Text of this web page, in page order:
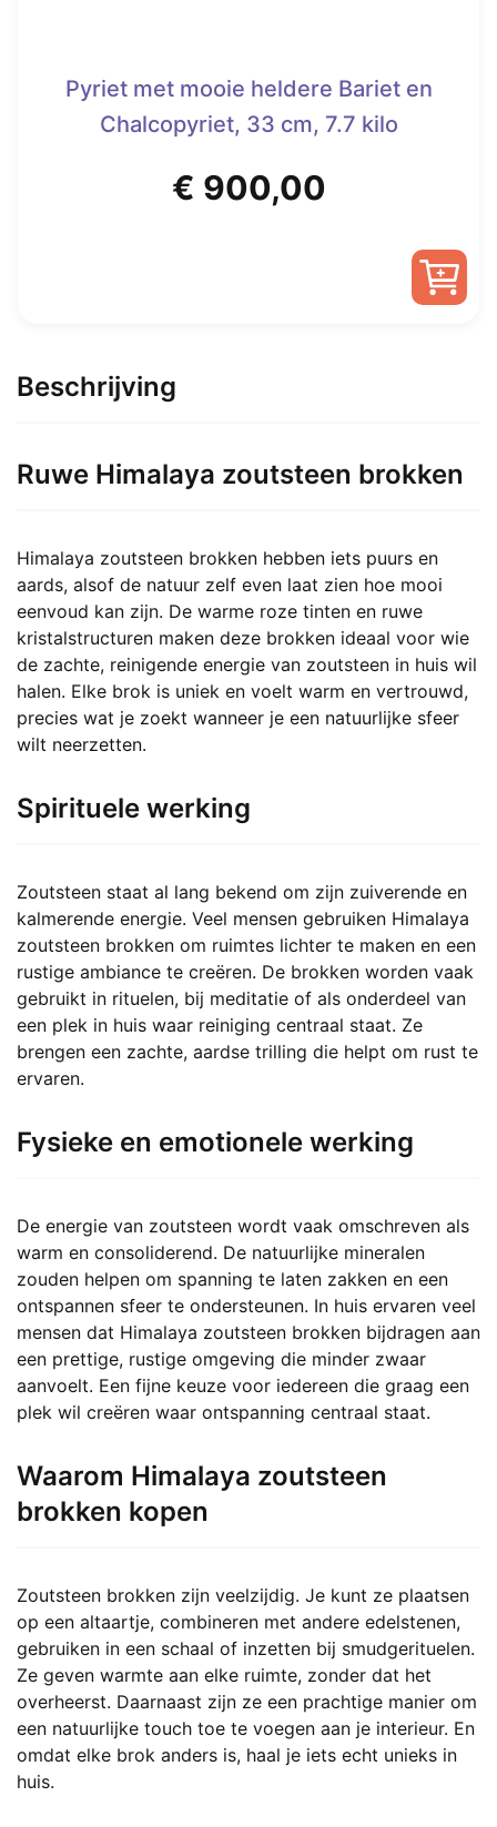
Pyriet met mooie heldere Bariet en
Chalcopyriet, 33 cm, 7.7 kilo
€ 900,00
Beschrijving
Ruwe Himalaya zoutsteen brokken
Himalaya zoutsteen brokken hebben iets puurs en
aards, alsof de natuur zelf even laat zien hoe mooi
eenvoud kan zijn. De warme roze tinten en ruwe
kristalstructuren maken deze brokken ideaal voor wie
de zachte, reinigende energie van zoutsteen in huis wil
halen. Elke brok is uniek en voelt warm en vertrouwd,
precies wat je zoekt wanneer je een natuurlijke sfeer
wilt neerzetten.
Spirituele werking
Zoutsteen staat al lang bekend om zijn zuiverende en
kalmerende energie. Veel mensen gebruiken Himalaya
zoutsteen brokken om ruimtes lichter te maken en een
rustige ambiance te creëren. De brokken worden vaak
gebruikt in rituelen, bij meditatie of als onderdeel van
een plek in huis waar reiniging centraal staat. Ze
brengen een zachte, aardse trilling die helpt om rust te
ervaren.
Fysieke en emotionele werking
De energie van zoutsteen wordt vaak omschreven als
warm en consoliderend. De natuurlijke mineralen
zouden helpen om spanning te laten zakken en een
ontspannen sfeer te ondersteunen. In huis ervaren veel
mensen dat Himalaya zoutsteen brokken bijdragen aan
een prettige, rustige omgeving die minder zwaar
aanvoelt. Een fijne keuze voor iedereen die graag een
plek wil creëren waar ontspanning centraal staat.
Waarom Himalaya zoutsteen
brokken kopen
Zoutsteen brokken zijn veelzijdig. Je kunt ze plaatsen
op een altaartje, combineren met andere edelstenen,
gebruiken in een schaal of inzetten bij smudgerituelen.
Ze geven warmte aan elke ruimte, zonder dat het
overheerst. Daarnaast zijn ze een prachtige manier om
een natuurlijke touch toe te voegen aan je interieur. En
omdat elke brok anders is, haal je iets echt unieks in
huis.